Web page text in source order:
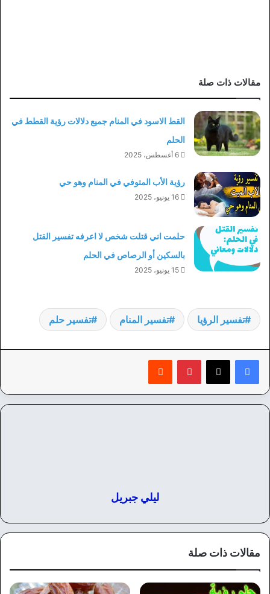
مقالات ذات صلة
القط الاسود في المنام جميع دلالات رؤية القطط في
الحلم
6 أغسطس، 2025
رؤية الأب المتوفي في المنام وهو حي
16 يونيو، 2025
حلمت اني قتلت شخص لا اعرفه تفسير القتل
بالسكين أو الرصاص في الحلم
15 يونيو، 2025
تفسير الرؤيا تفسير المنام تفسير حلم
بينتيريست
ليلي جبريل
مقالات ذات صلة